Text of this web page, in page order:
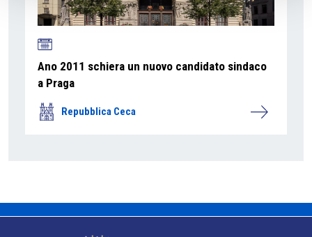
Ano 2011 schiera un nuovo candidato sindaco
a Praga
Repubblica Ceca